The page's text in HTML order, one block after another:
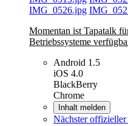
IMG_0526.jpg
Momentan ist Tapatalk
Betriebssysteme
Android 1.5
iOS 4.0
BlackBerry
Chrome
Inhalt melden
Nächster